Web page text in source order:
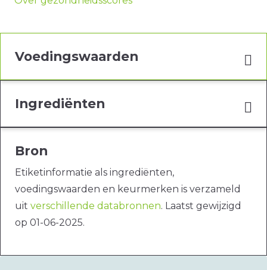
Voedingswaarden
Ingrediënten
Bron
Etiketinformatie als ingrediënten,
voedingswaarden en keurmerken is verzameld
uit verschillende databronnen. Laatst gewijzigd
op 01-06-2025.